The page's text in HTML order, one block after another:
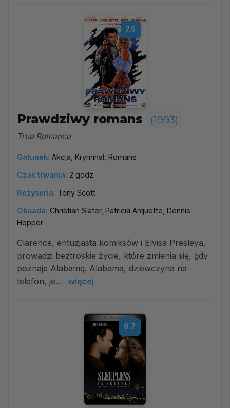
7.5
Prawdziwy romans (1993)
True Romance
Gatunek: Akcja, Kryminał, Romans
Czas trwania: 2 godz.
Reżyseria: Tony Scott
Obsada: Christian Slater, Patricia Arquette, Dennis
Hopper
Clarence, entuzjasta komiksów i Elvisa Presleya,
prowadzi beztroskie życie, które zmienia się, gdy
poznaje Alabamę. Alabama, dziewczyna na
telefon, je...
więcej
6.7